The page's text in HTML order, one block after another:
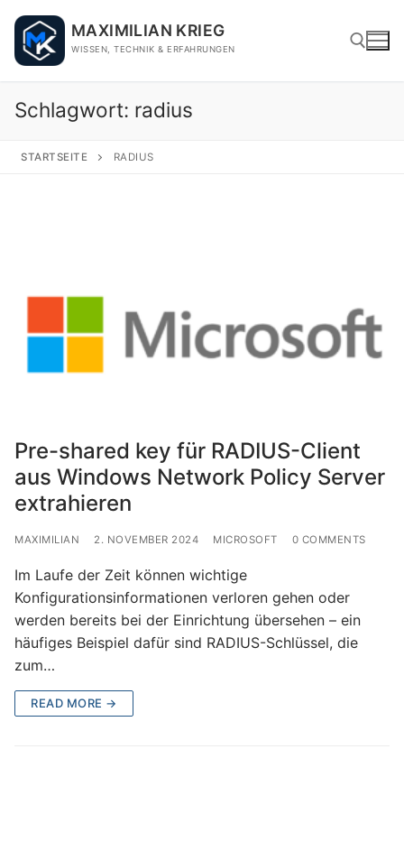
content
MAXIMILIAN KRIEG
WISSEN, TECHNIK & ERFAHRUNGEN
Schlagwort: radius
STARTSEITE RADIUS
Pre-shared key für RADIUS-Client
aus Windows Network Policy Server
extrahieren
MAXIMILIAN 2. NOVEMBER 2024 MICROSOFT 0 COMMENTS
Im Laufe der Zeit können wichtige
Konfigurationsinformationen verloren gehen oder
werden bereits bei der Einrichtung übersehen – ein
häufiges Beispiel dafür sind RADIUS-Schlüssel, die
zum…
READ MORE →